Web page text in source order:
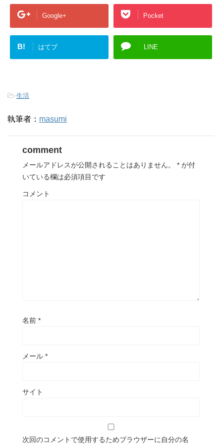
Google+ Pocket
B! はてブ LINE
-生活
執筆者： masumi
comment
メールアドレスが公開されることはありません。 * が付
いている欄は必須項目です
コメント
名前 *
メール *
サイト
次回のコメントで使用するためブラウザーに自分の名